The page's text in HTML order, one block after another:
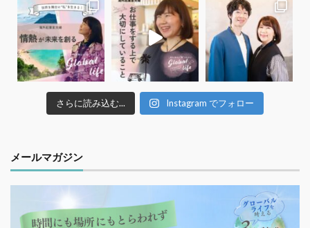
さらに読み込む... Instagram でフォロー
メールマガジン